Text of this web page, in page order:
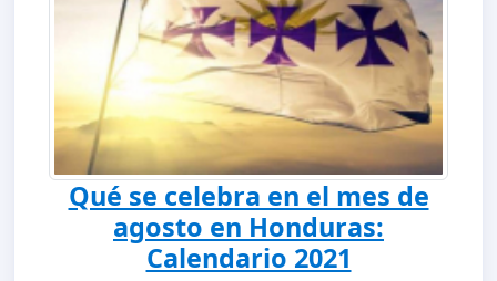
Qué se celebra en el mes de
agosto en Honduras:
Calendario 2021